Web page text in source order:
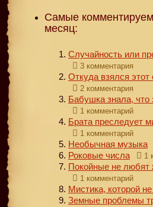
Самые
месяц:
Случайность или
3 комментария
Откуда взялся
2 комментария
Бабушка знала, что
1 комментарий
Брата преследует
1 комментарий
Необычная музыка
Роковые числа 1
Покойные не любят
1 комментарий
Мистика, которой
Земные проблемы